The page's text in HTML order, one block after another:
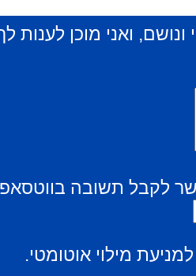
ואני מוכן לענות
לקבל תשובה
מילוי אוטומטי.